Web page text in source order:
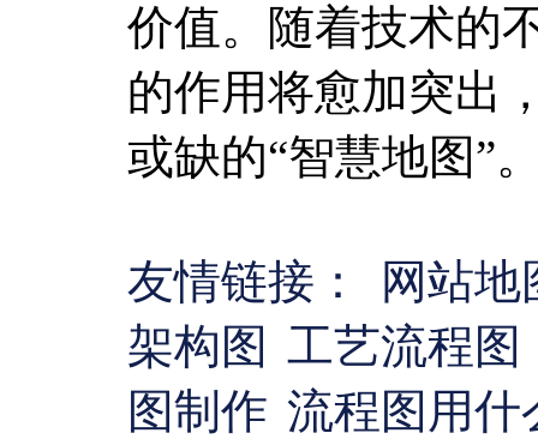
价值。随着技术的
的作用将愈加突出
或缺的“智慧地图”
友情链接：
网站
架构图 工艺流程图
图制作 流程图用